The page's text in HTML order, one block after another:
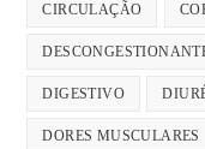
CIRCULAÇÃO
DIGESTIVO
DORES MUSCULARES